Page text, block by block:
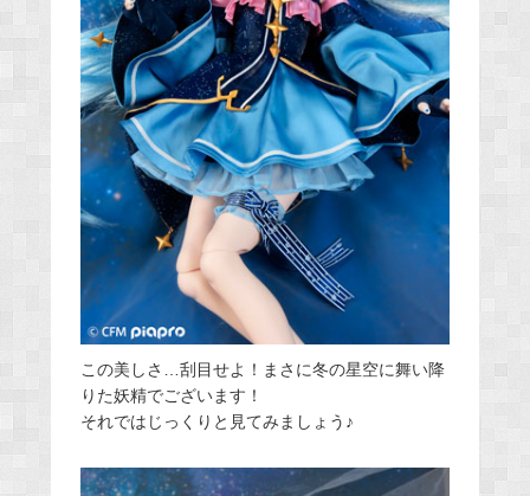
この美しさ…刮目せよ！まさに冬の星空に舞い降
りた妖精でございます！
それではじっくりと見てみましょう♪